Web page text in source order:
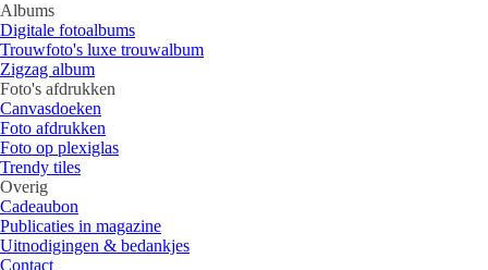
Albums
Digitale fotoalbums
Trouwfoto's luxe trouwalbum
Zigzag album
Foto's afdrukken
Canvasdoeken
Foto afdrukken
Foto op plexiglas
Trendy tiles
Overig
Cadeaubon
Publicaties in magazine
Uitnodigingen & bedankjes
Contact